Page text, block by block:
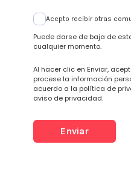
Acepto recibir otras
Puede darse de baja de
cualquier momento.
Al hacer clic en Enviar,
procese la información
acuerdo a la política de
aviso de privacidad.